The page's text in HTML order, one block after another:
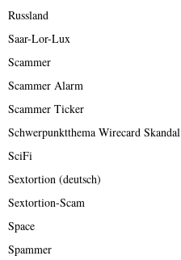
Russland
Saar-Lor-Lux
Scammer
Scammer Alarm
Scammer Ticker
Schwerpunktthema Wirecard Skandal
SciFi
Sextortion (deutsch)
Sextortion-Scam
Space
Spammer